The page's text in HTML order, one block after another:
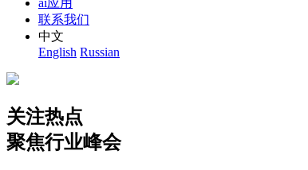
ai应用
联系我们
中文
English Russian
关注热点
聚焦行业峰会